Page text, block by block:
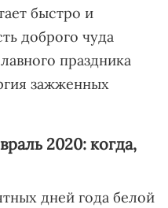
быстро и
доброго чуда
праздника
зажженных
2020: когда,
дней года белой